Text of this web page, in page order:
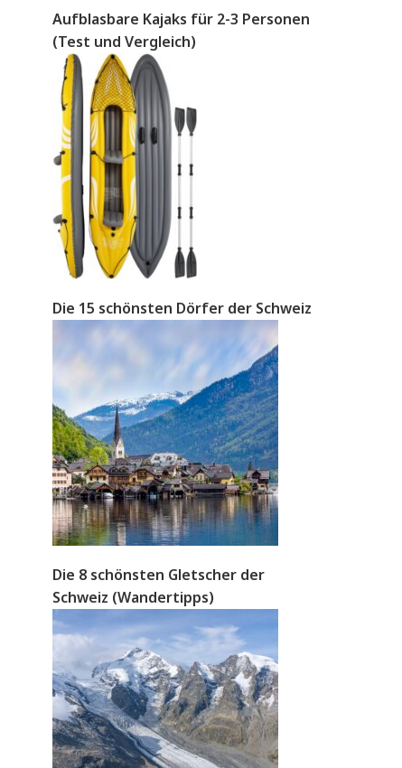
Aufblasbare Kajaks für 2-3 Personen
(Test und Vergleich)
Die 15 schönsten Dörfer der Schweiz
Die 8 schönsten Gletscher der
Schweiz (Wandertipps)